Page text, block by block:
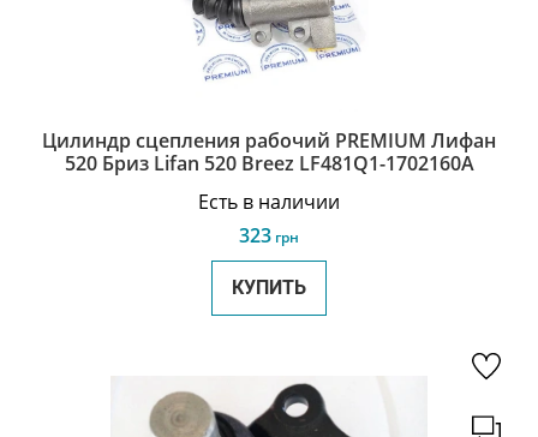
Цилиндр сцепления рабочий PREMIUM Лифан
520 Бриз Lifan 520 Breez LF481Q1-1702160A
Есть в наличии
323 грн
КУПИТЬ